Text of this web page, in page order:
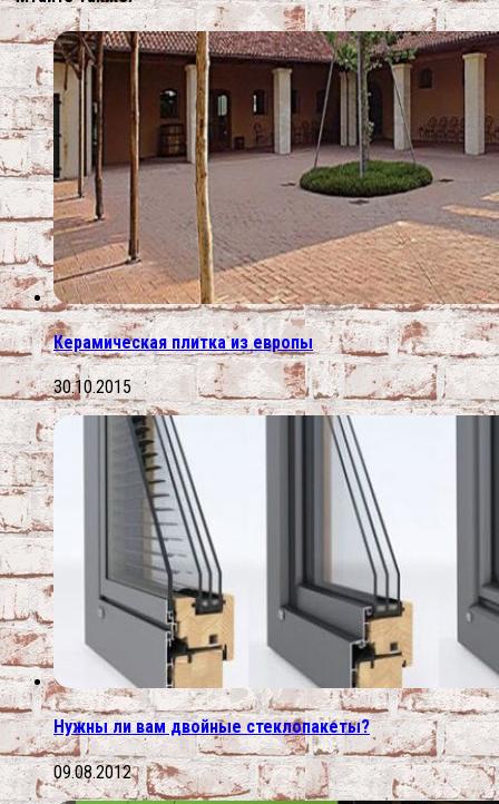
Керамическая плитка из европы
30.10.2015
Нужны ли вам двойные стеклопакеты?
09.08.2012